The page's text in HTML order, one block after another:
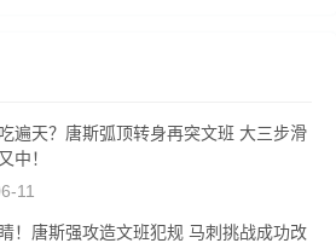
遍天？唐斯弧顶转身再突文班 大三步滑
中！
11
！唐斯强攻造文班犯规 马刺挑战成功改